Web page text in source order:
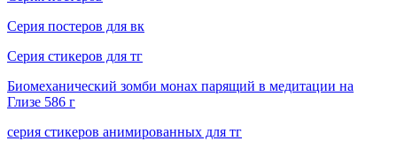
Серия постеров для вк
Серия стикеров для тг
Биомеханический зомби монах парящий в медитации на
Глизе 586 г
серия стикеров анимированных для тг